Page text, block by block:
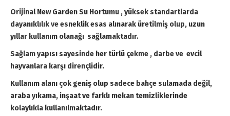
Orijinal New Garden Su Hortumu , yüksek standartlarda
dayanıklılık ve esneklik esas alınarak üretilmiş olup, uzun
yıllar kullanım olanağı sağlamaktadır.
Sağlam yapısı sayesinde her türlü çekme , darbe ve evcil
hayvanlara karşı dirençlidir.
Kullanım alanı çok geniş olup sadece bahçe sulamada değil,
araba yıkama, inşaat ve farklı mekan temizliklerinde
kolaylıkla kullanılmaktadır.